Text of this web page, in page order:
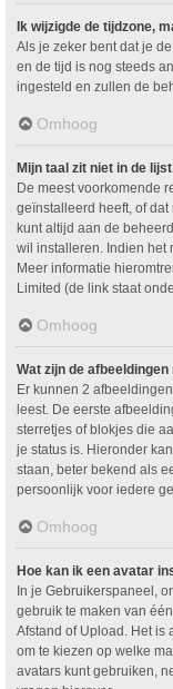
Ik wijzigde de tijdzone,
Als je zeker bent dat je
en de tijd is nog steeds
ingesteld en zullen de
Omhoog
Mijn taal zit niet in de
De meest voorkomende
geïnstalleerd heeft, of
kunt altijd aan de
wil installeren. Indien het
Meer informatie
Limited (de link staat
Omhoog
Wat zijn de
Er kunnen 2
leest. De eerste
sterretjes of blokjes die
je status is. Hieronder
staan, beter bekend als
persoonlijk voor iedere
Omhoog
Hoe kan ik een avatar
In je Gebruikerspaneel,
gebruik te maken van
Afstand of Upload. Het is
om te kiezen op welke
avatars kunt gebruiken,